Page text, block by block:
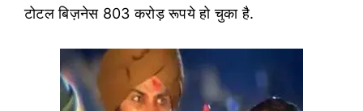
टोटल बिज़नेस 803 करोड़ रूपये हो चुका है.